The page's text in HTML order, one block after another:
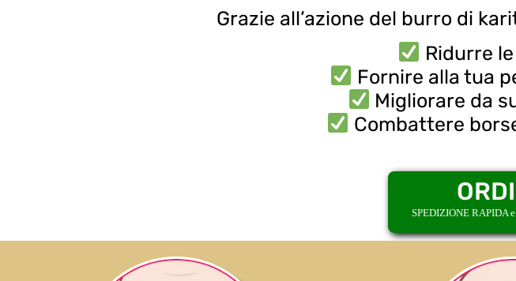
Grazie all’azione del burro di
Ridurre
Fornire alla tua
Migliorare da
Combattere
SPEDIZIONE RAPIDA